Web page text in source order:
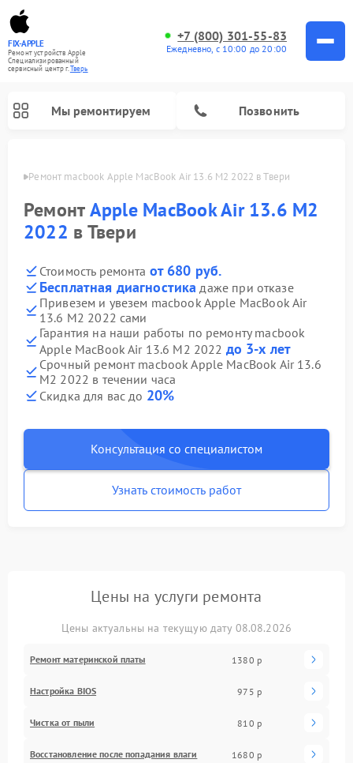
FIX-APPLE
Ремонт устройств Apple
Специализированный
cервисный центр г.Тверь
+7 (800) 301-55-83
Ежедневно, с 10:00 до 20:00
Мы ремонтируем Позвонить
Ремонт macbook Apple MacBook Air 13.6 M2 2022 в Твери
РемонтApple MacBook Air 13.6 M2
2022 в Твери
Стоимость ремонта от 680 руб.
Бесплатная диагностика даже при отказе
Привезем и увезем macbook Apple MacBook Air
13.6 M2 2022 сами
Гарантия на наши работы по ремонту macbook
Apple MacBook Air 13.6 M2 2022 до 3-х лет
Срочный ремонт macbook Apple MacBook Air 13.6
M2 2022 в течении часа
Скидка для вас до 20%
Консультация со специалистом
Узнать стоимость работ
Цены на услуги ремонта
Цены актуальны на текущую дату 08.08.2026
Ремонт материнской платы 1380 р
Настройка BIOS 975 р
Чистка от пыли 810 р
Восстановление после попадания влаги 1680 р